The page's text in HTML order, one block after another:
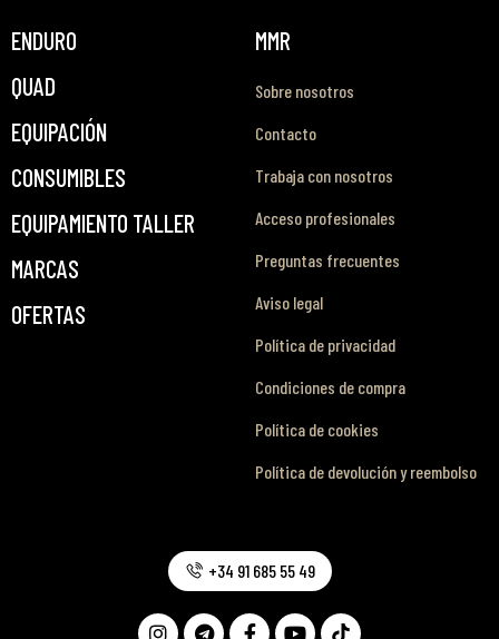
ENDURO
QUAD
EQUIPACIÓN
CONSUMIBLES
EQUIPAMIENTO TALLER
MARCAS
OFERTAS
MMR
Sobre nosotros
Contacto
Trabaja con nosotros
Acceso profesionales
Preguntas frecuentes
Aviso legal
Política de privacidad
Condiciones de compra
Política de cookies
Política de devolución y reembolso
+34 91 685 55 49